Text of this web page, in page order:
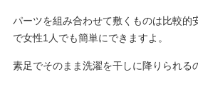
パーツを組み合わせて敷くものは比較的
で女性1人でも簡単にできますよ。
素足でそのまま洗濯を干しに降りられる